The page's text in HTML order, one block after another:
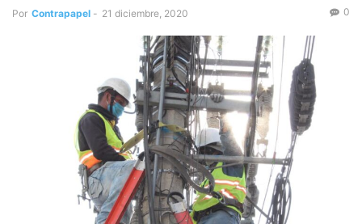
Por Contrapapel - 21 diciembre, 2020 0